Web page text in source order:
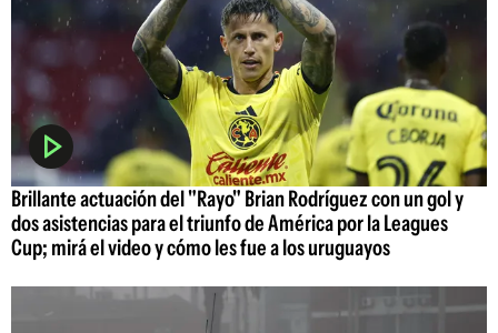
Brillante actuación del "Rayo" Brian Rodríguez con un gol y
dos asistencias para el triunfo de América por la Leagues
Cup; mirá el video y cómo les fue a los uruguayos